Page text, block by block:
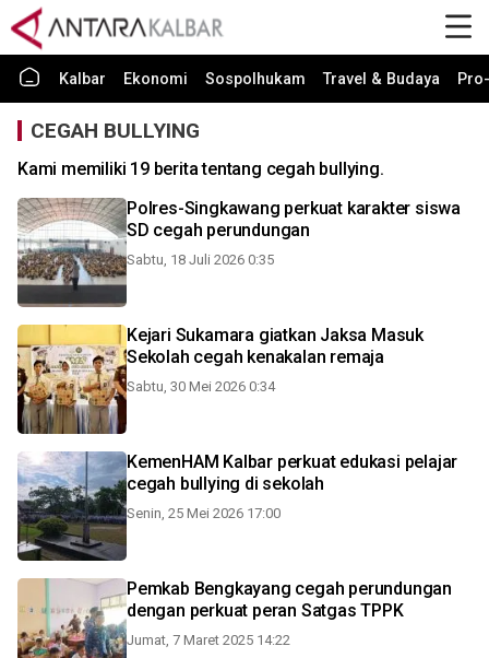
Kalbar Ekonomi Sospolhukam Travel & Budaya
CEGAH BULLYING
Kami memiliki 19 berita tentang cegah bullying.
Polres-Singkawang perkuat karakter siswa
SD cegah perundungan
Sabtu, 18 Juli 2026 0:35
Kejari Sukamara giatkan Jaksa Masuk
Sekolah cegah kenakalan remaja
Sabtu, 30 Mei 2026 0:34
KemenHAM Kalbar perkuat edukasi pelajar
cegah bullying di sekolah
Senin, 25 Mei 2026 17:00
Pemkab Bengkayang cegah perundungan
dengan perkuat peran Satgas TPPK
Jumat, 7 Maret 2025 14:22